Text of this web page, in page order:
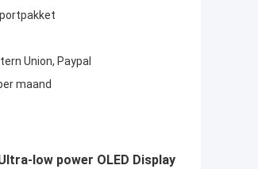
Union, Paypal
maand
low power OLED Display